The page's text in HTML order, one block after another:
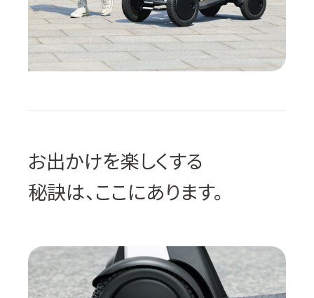
お出かけを楽しくする
秘訣は、ここにあります。